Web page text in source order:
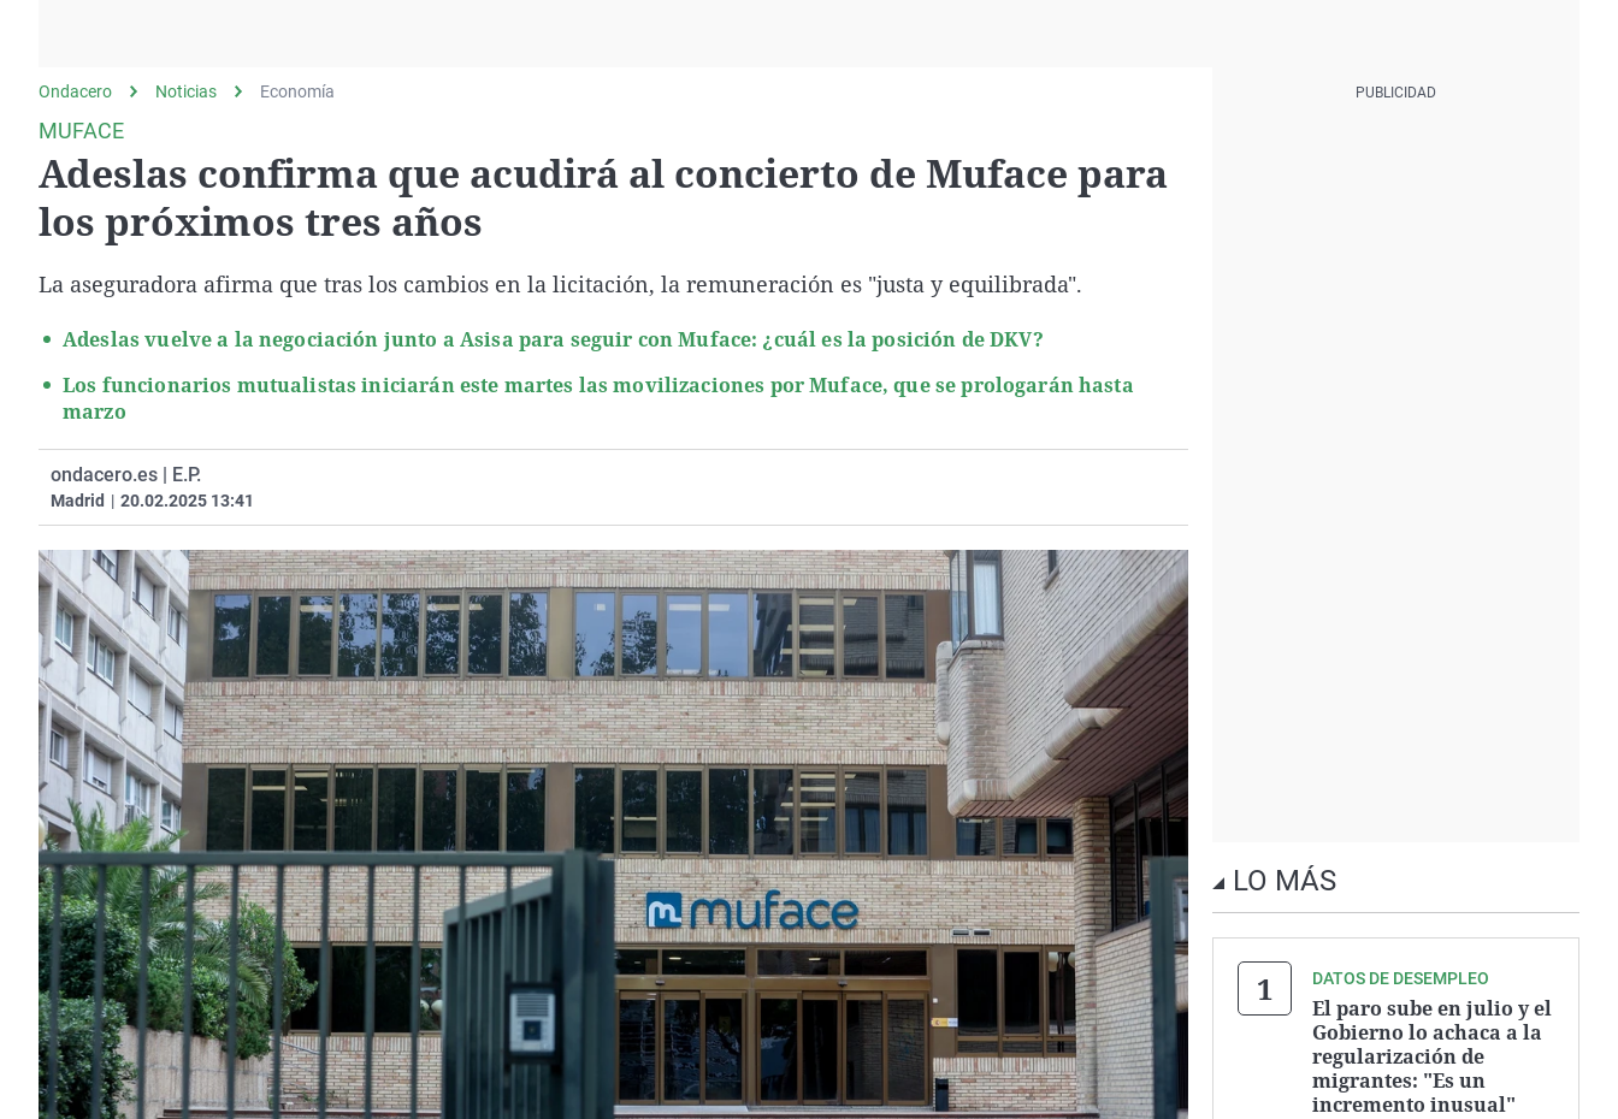
Como el perro y elEquipo de investigación
País Vasco
Ondacero Noticias Economía
MUFACE
Adeslas confirma que acudirá al concierto de Muface para
los próximos tres años
La aseguradora afirma que tras los cambios en la licitación, la remuneración es "justa y equilibrada".
Adeslas vuelve a la negociación junto a Asisa para seguir con Muface: ¿cuál es la posición de DKV?
Los funcionarios mutualistas iniciarán este martes las movilizaciones por Muface, que se prologarán hasta
marzo
ondacero.es | E.P.
Madrid | 20.02.2025 13:41
LO MÁS
DATOS DE DESEMPLEO
El paro sube en julio y el
Gobierno lo achaca a la
regularización de
migrantes: "Es un
incremento inusual"